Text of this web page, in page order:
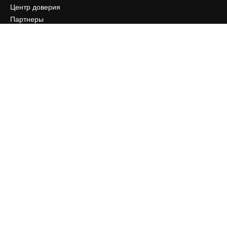
Центр доверия
Партнеры